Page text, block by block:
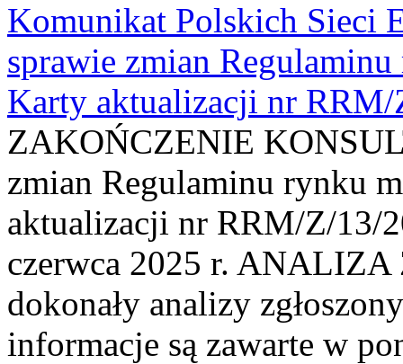
Komunikat Polskich Sieci
sprawie zmian
Karty aktualizacji nr
ZAKOŃCZENIE
zmian Regulaminu rynku
aktualizacji nr RRM/Z/13/
czerwca 2025 r.
dokonały analizy
informacje są zawarte w